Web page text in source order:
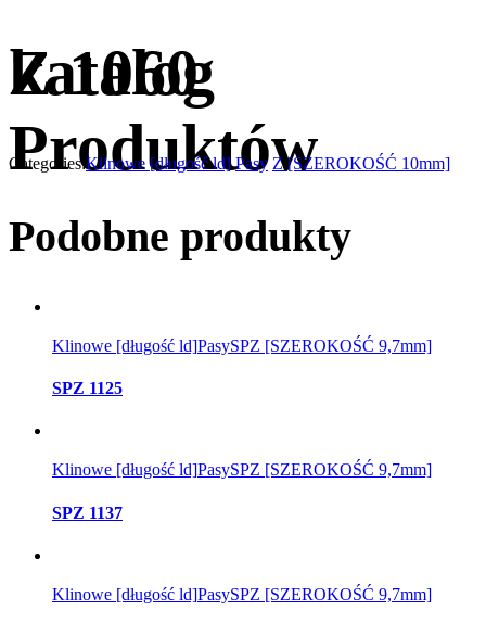
katalog
Produktów
Z 1060
Categories:Klinowe [długość ld] Pasy Z [SZEROKOŚĆ 10mm]
Podobne produkty
Klinowe [długość ld]PasySPZ [SZEROKOŚĆ 9,7mm]
SPZ 1125
Klinowe [długość ld]PasySPZ [SZEROKOŚĆ 9,7mm]
SPZ 1137
Klinowe [długość ld]PasySPZ [SZEROKOŚĆ 9,7mm]